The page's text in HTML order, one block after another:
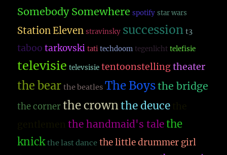
Somebody Somewhere spotify star wars
Station Eleven stravinsky succession t3
taboo tarkovski tati techdoom tegenlicht telefisie
televisie televsisie tentoonstelling theater
the bear the beatles The Boysthe bridge
the corner the crownthe deuce
the handmaid's talethe
knick the last dance the little drummer girl